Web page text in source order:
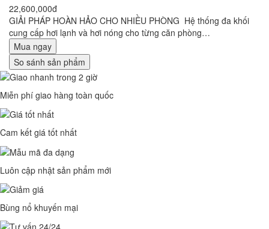
22,600,000đ
GIẢI PHÁP HOÀN HẢO CHO NHIỀU PHÒNG Hệ thống đa khối
cung cấp hơi lạnh và hơi nóng cho từng căn phòng…
Mua ngay
So sánh sản phẩm
Miễn phí giao hàng toàn quốc
Cam kết giá tốt nhất
Luôn cập nhật sản phẩm mới
Bùng nổ khuyến mại